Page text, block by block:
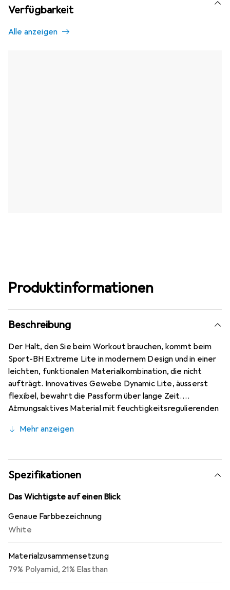
Verfügbarkeit
Alle anzeigen
Produktinformationen
Beschreibung
Der Halt, den Sie beim Workout brauchen, kommt beim
Sport-BH Extreme Lite in modernem Design und in einer
leichten, funktionalen Materialkombination, die nicht
aufträgt. Innovatives Gewebe Dynamic Lite, äusserst
flexibel, bewahrt die Passform über lange Zeit.
Atmungsaktives Material mit feuchtigkeitsregulierenden
sicher umschliessen, und ein breites Unterbrustband mit
Längenverstellbare, gepolsterte Träger, die sich mit
praktischen Klippverschlüssen auch über Kreuz tragen
lassen. Leichtes Mesh-Material mit hochflexiblem
Gewebe gedoppelt für flexible Unterstützung. Weiche,
Mehr anzeigen
Spezifikationen
Das Wichtigste auf einen Blick
Genaue Farbbezeichnung
White
Materialzusammensetzung
79% Polyamid, 21% Elasthan